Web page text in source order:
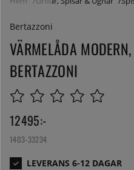
Bertazzoni
VÄRMELÅDA
BERTAZZONI
12495:-
1403-33234